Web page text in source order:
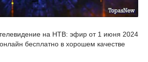
на НТВ: эфир от 1 июня 2024
бесплатно в хорошем качестве